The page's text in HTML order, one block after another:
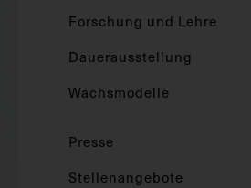
Forschung und Lehre
Dauerausstellung
Wachsmodelle
Presse
Stellenangebote